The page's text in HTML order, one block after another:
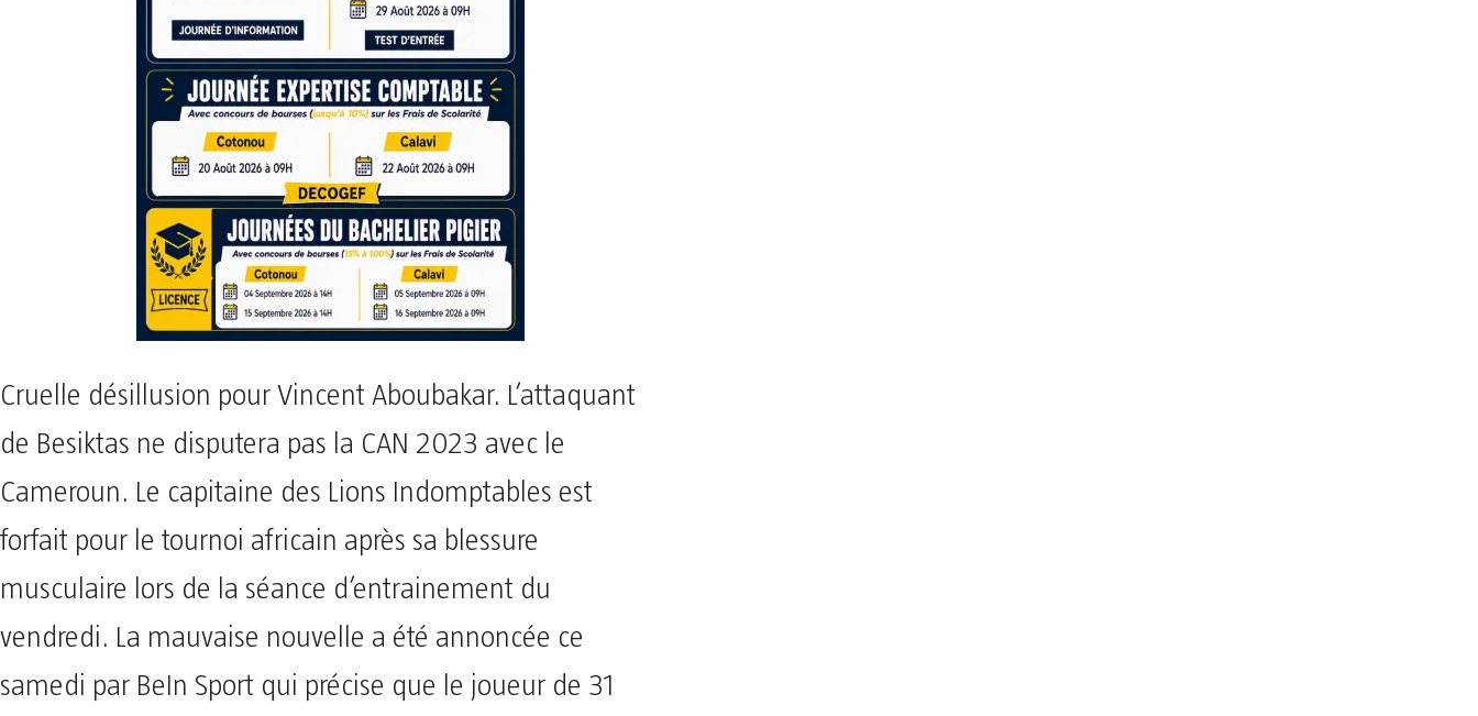
Cruelle désillusion pour Vincent Aboubakar. L’attaquant
de Besiktas ne disputera pas la CAN 2023 avec le
Cameroun. Le capitaine des Lions Indomptables est
forfait pour le tournoi africain après sa blessure
musculaire lors de la séance d’entrainement du
vendredi. La mauvaise nouvelle a été annoncée ce
samedi par BeIn Sport qui précise que le joueur de 31